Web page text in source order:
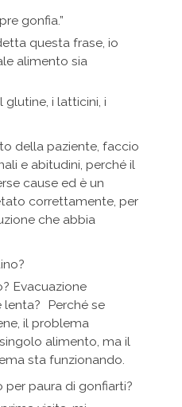
gonfia.”
questa frase, io
alimento sia
i latticini, i
della paziente, faccio
e abitudini, perché il
cause ed è un
correttamente, per
che abbia
Evacuazione
Perché se
il problema
alimento, ma il
sta funzionando.
per paura di gonfiarti?